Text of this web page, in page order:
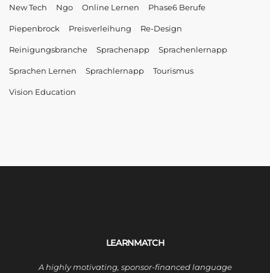
New Tech Ngo Online Lernen Phase6 Berufe
Piepenbrock Preisverleihung Re-Design
Reinigungsbranche Sprachenapp Sprachenlernapp
Sprachen Lernen Sprachlernapp Tourismus
Vision Education
LEARNMATCH
A highly motivating, sponsor-financed language